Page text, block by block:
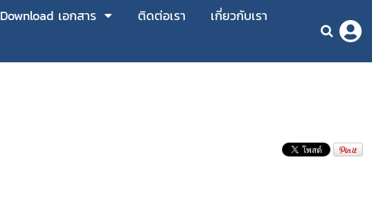
Download เอกสาร ติดต่อเรา
เกี่ยวกับเรา